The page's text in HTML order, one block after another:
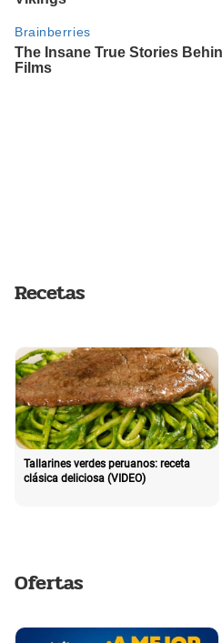
Recetas
Tallarines verdes peruanos: receta
clásica deliciosa (VIDEO)
Ofertas